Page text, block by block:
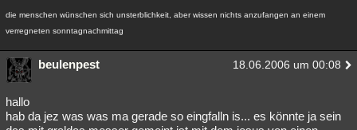
die menschen wünschen sich unsterblichkeit, aber wissen nichts anzufangen an einem
verregneten sonntagnachmittag
beulenpest 18.06.2006 um 00:08
hallo
hab da jez was was ma gerade so eingfalln is... es könnte ja sein